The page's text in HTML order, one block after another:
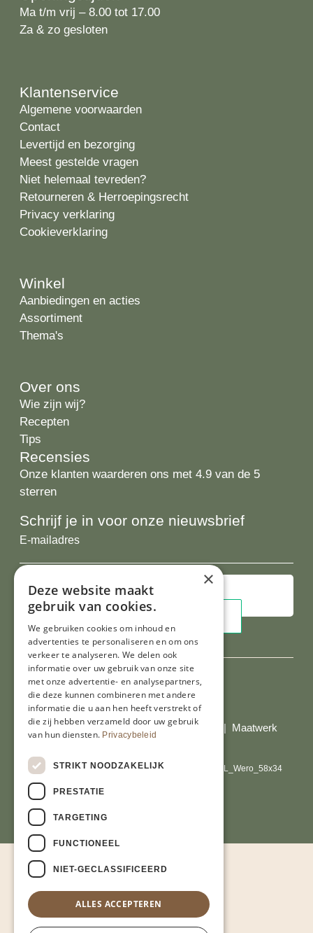
Ma t/m vrij – 8.00 tot 17.00
Za & zo gesloten
Klantenservice
Algemene voorwaarden
Contact
Levertijd en bezorging
Meest gestelde vragen
Niet helemaal tevreden?
Retourneren & Herroepingsrecht
Privacy verklaring
Cookieverklaring
Winkel
Aanbiedingen en acties
Assortiment
Thema's
Over ons
Wie zijn wij?
Recepten
Tips
Recensies
Onze klanten waarderen ons met 4.9 van de 5
sterren
Schrijf je in voor onze nieuwsbrief
E-
Al onze prijzen zijn incl. BTW
© Copyright 2026 Limburgs Bakwinkeltje | Maatwerk
website webmix
×
Deze website maakt
gebruik van cookies.
We gebruiken cookies om inhoud en
advertenties te personaliseren en om ons
verkeer te analyseren. We delen ook
informatie over uw gebruik van onze site
met onze advertentie- en analysepartners,
die deze kunnen combineren met andere
informatie die u aan hen heeft verstrekt of
die zij hebben verzameld door uw gebruik
van hun diensten. Privacybeleid
STRIKT NOODZAKELIJK
PRESTATIE
TARGETING
FUNCTIONEEL
NIET-GECLASSIFICEERD
ALLES ACCEPTEREN